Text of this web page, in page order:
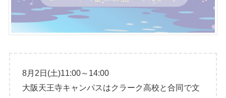
8月2日(土)11:00～14:00
大阪天王寺キャンパスはクラーク高校と合同で文